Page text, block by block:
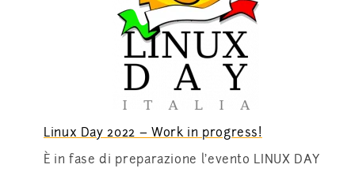
Linux Day 2022 – Work in progress!
È in fase di preparazione l’evento LINUX DAY